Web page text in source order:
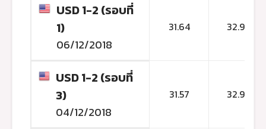
USD 1-2 (รอบที่
1)
06/12/2018
31.64 32.96
USD 1-2 (รอบที่
3)
04/12/2018
31.57 32.92